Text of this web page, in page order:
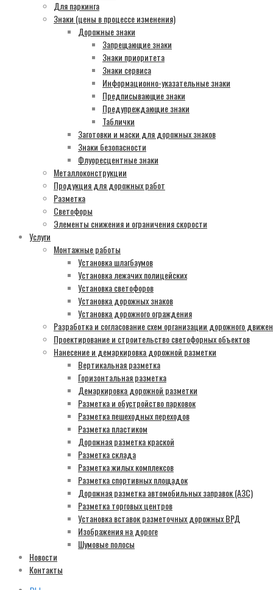
Для паркинга
Знаки (цены в процессе изменения)
Дорожные знаки
Запрещающие знаки
Знаки приоритета
Знаки сервиса
Информационно-указательные знаки
Предписывающие знаки
Предупреждающие знаки
Таблички
Заготовки и маски для дорожных знаков
Знаки безопасности
Флуоресцентные знаки
Металлоконструкции
Продукция для дорожных работ
Разметка
Светофоры
Элементы снижения и ограничения скорости
Услуги
Монтажные работы
Установка шлагбаумов
Установка лежачих полицейских
Установка светофоров
Установка дорожных знаков
Установка дорожного ограждения
Разработка и согласование схем организации дорожного
Проектирование и строительство светофорных объектов
Нанесение и демаркировка дорожной разметки
Вертикальная разметка
Горизонтальная разметка
Демаркировка дорожной разметки
Разметка и обустройство парковок
Разметка пешеходных переходов
Разметка пластиком
Дорожная разметка краской
Разметка склада
Разметка жилых комплексов
Разметка спортивных площадок
Дорожная разметка автомобильных заправок (АЗС)
Разметка торговых центров
Установка вставок разметочных дорожных ВРД
Изображения на дороге
Шумовые полосы
Новости
Контакты